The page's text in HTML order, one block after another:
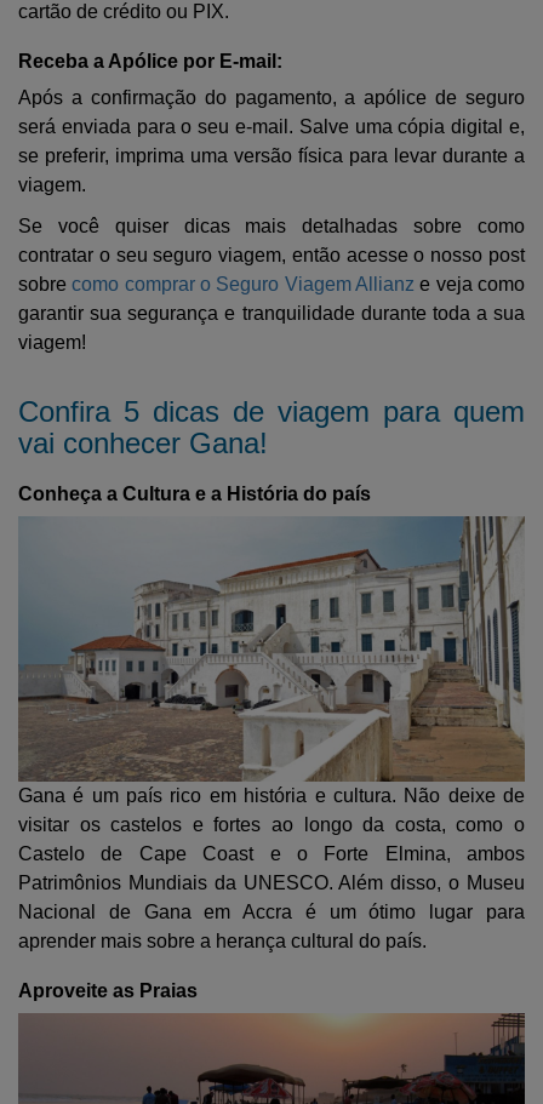
cartão de crédito ou PIX.
Receba a Apólice por E-mail:
Após a confirmação do pagamento, a apólice de seguro
será enviada para o seu e-mail. Salve uma cópia digital e,
se preferir, imprima uma versão física para levar durante a
viagem.
Se você quiser dicas mais detalhadas sobre como
contratar o seu seguro viagem, então acesse o nosso post
sobrecomo comprar o Seguro Viagem Allianz e veja como
garantir sua segurança e tranquilidade durante toda a sua
viagem!
Confira 5 dicas de viagem para quem
vai conhecer Gana!
Conheça a Cultura e a História do país
Gana é um país rico em história e cultura. Não deixe de
visitar os castelos e fortes ao longo da costa, como o
Castelo de Cape Coast e o Forte Elmina, ambos
Patrimônios Mundiais da UNESCO. Além disso, o Museu
Nacional de Gana em Accra é um ótimo lugar para
aprender mais sobre a herança cultural do país.
Aproveite as Praias